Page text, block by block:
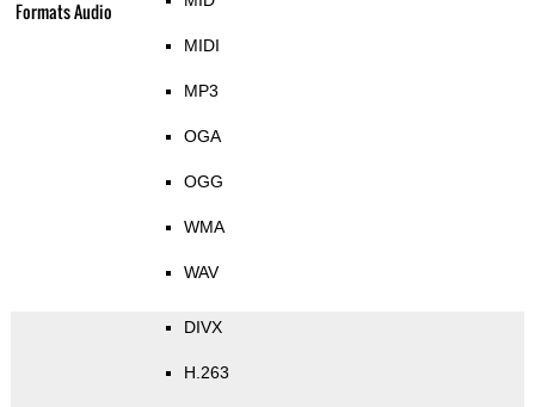
Formats Audio
MIDI
MP3
OGA
OGG
WMA
WAV
DIVX
H.263